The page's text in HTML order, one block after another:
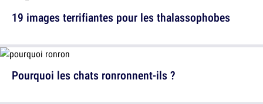
19 images terrifiantes pour les thalassophobes
Pourquoi les chats ronronnent-ils ?